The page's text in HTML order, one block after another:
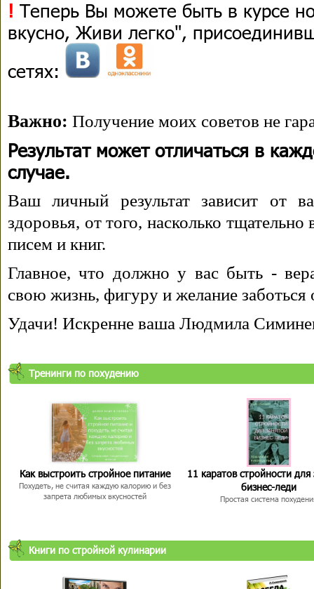
! Теперь Вы можете быть в курсе
вкусно, Живи легко",
сетях:
Важно: Получение моих советов не
Результат может отличаться в
случае.
Ваш личный результат зависит от
здоровья, от того, насколько
писем и книг.
Главное, что должно у вас быть -
свою жизнь, фигуру и желание заботься
Удачи! Искренне ваша Людмила
Тренинги по похудению
Как выстроить стройное питание
Похудеть, не считая каждую калорию и без
запрета любимых вкусностей
11 каратов стройности для
бизнес-леди
Простая система
Книги по стройной кулинарии